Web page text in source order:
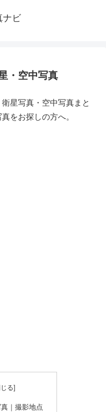
ナビ
・空中写真
星写真・空中写真まと
をお探しの方へ。
｜撮影地点